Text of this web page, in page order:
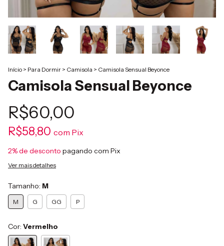
Início > Para Dormir > Camisola > Camisola Sensual Beyonce
Camisola Sensual Beyonce
R$60,00
R$58,80 com Pix
2% de desconto pagando com Pix
Ver mais detalhes
Tamanho: M
M G GG P
Cor: Vermelho